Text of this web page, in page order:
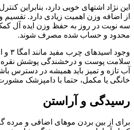
این نژاد اشتهای خوبی دارد، بنابراین
از اضافه‌ وزن اهمیت زیادی دارد. تقسیم
سه نوبت در روز به حفظ وزن ایده‌ آل
محدود و حساب‌ شده مصرف شوند.
سلامت پوست و درخشندگی پوشش نقره‌
آب تازه و تمیز باید همیشه در دسترس
خانگی یا مکمل، حتما با دامپزشک
رسیدگی و آراستن
برای از بین بردن موهای اضافی و مرده